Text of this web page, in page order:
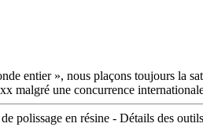
entier », nous plaçons toujours la
malgré une concurrence
polissage en résine - Détails des